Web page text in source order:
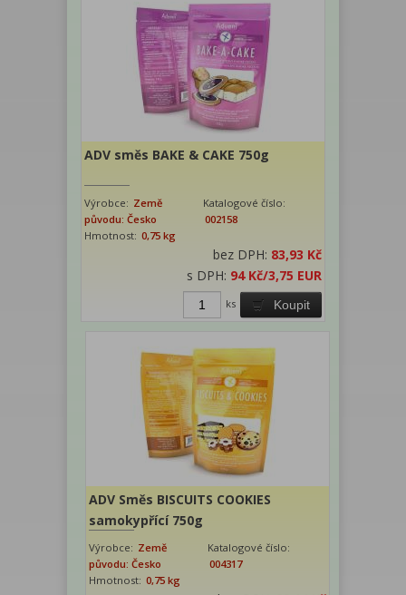
ADV směs BAKE & CAKE 750g
Výrobce: Země
původu: Česko
Katalogové číslo:
002158
Hmotnost: 0,75 kg
bez DPH: 83,93 Kč
s DPH: 94 Kč/3,75 EUR
Koupit
ks
ADV Směs BISCUITS COOKIES
samokypřící 750g
Výrobce: Země
původu: Česko
Katalogové číslo:
004317
Hmotnost: 0,75 kg